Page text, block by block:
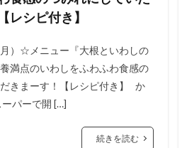
レシピ付き】
）☆メニュー『大根といわしの
満点のいわしをふわふわ食感の
きまーす！【レシピ付き】 か
パーで開 […]
続きを読む